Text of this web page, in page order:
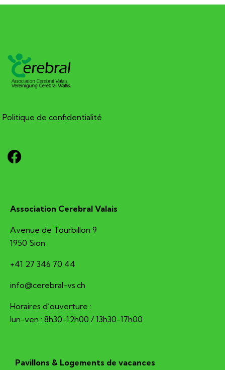
Politique de confidentialité
Association Cerebral Valais
Avenue de Tourbillon 9
1950 Sion
+41 27 346 70 44
hc.sv-larberec@ofni
Horaires d’ouverture :
lun-ven : 8h30-12h00 / 13h30-17h00
Pavillons & Logements de vacances